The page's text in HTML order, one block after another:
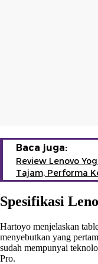
Baca juga:
Review Lenovo
Tajam, Performa
Spesifikasi
Hartoyo menjelaskan
menyebutkan yang
sudah mempunyai
Pro.